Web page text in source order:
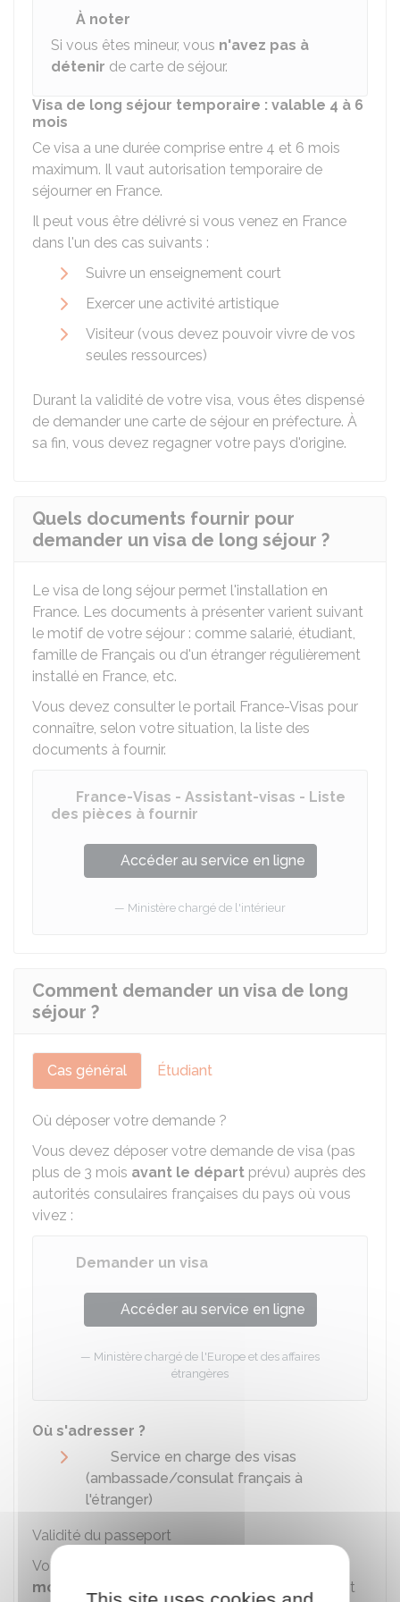
À noter
Si vous êtes mineur, vous n'avez pas à
détenir de carte de séjour.
Visa de long séjour temporaire : valable 4 à 6
mois
Ce visa a une durée comprise entre 4 et 6 mois
maximum. Il vaut autorisation temporaire de
séjourner en France.
Il peut vous être délivré si vous venez en France
dans l'un des cas suivants :
Suivre un enseignement court
Exercer une activité artistique
Visiteur (vous devez pouvoir vivre de vos
seules ressources)
Durant la validité de votre visa, vous êtes dispensé
de demander une carte de séjour en préfecture. À
sa fin, vous devez regagner votre pays d'origine.
Quels documents fournir pour
demander un visa de long séjour ?
Le visa de long séjour permet l'installation en
France. Les documents à présenter varient suivant
le motif de votre séjour : comme salarié, étudiant,
famille de Français ou d'un étranger régulièrement
installé en France, etc.
Vous devez consulter le portail France-Visas pour
connaître, selon votre situation, la liste des
documents à fournir.
France-Visas - Assistant-visas - Liste
des pièces à fournir
Accéder au service en ligne
Ministère chargé de l'intérieur
Comment demander un visa de long
séjour ?
Cas général Étudiant
Où déposer votre demande ?
Vous devez déposer votre demande de visa (pas
plus de 3 mois avant le départ prévu) auprès des
autorités consulaires françaises du pays où vous
vivez :
Demander un visa
Accéder au service en ligne
Ministère chargé de l'Europe et des affaires
étrangères
Où s'adresser ?
Service en charge des visas
(ambassade/consulat français à
l'étranger)
Validité du passeport
Votre passeport doit être valide au minimum
mois après la date de fin de votre visa
. Il doit